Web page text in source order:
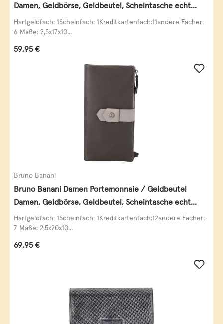
Damen, Geldbörse, Geldbeutel, Scheintasche echt
Leder
Hartgeldfach: 1Scheinfach: 1Kreditkartenfach:11andere Fächer:
6 Maße: 2,5x17x10...
Regulärer Preis:
59,95 €
Bruno Banani
Bruno Banani Damen Portemonnaie / Geldbeutel
Damen, Geldbörse, Geldbeutel, Scheintasche echt
Leder
Hartgeldfach: 1Scheinfach: 1Kreditkartenfach:12andere Fächer:
7 Maße: 2,5x20x10...
Regulärer Preis:
69,95 €